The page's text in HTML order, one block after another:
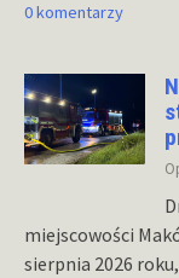
0 komentarzy
miejscowości
sierpnia 2026